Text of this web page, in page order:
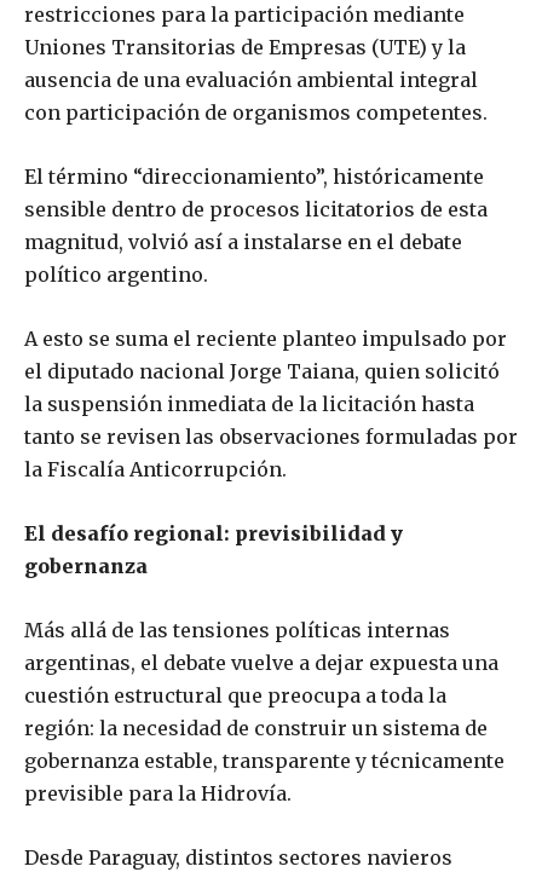
restricciones para la participación mediante
Uniones Transitorias de Empresas (UTE) y la
ausencia de una evaluación ambiental integral
con participación de organismos competentes.
El término “direccionamiento”, históricamente
sensible dentro de procesos licitatorios de esta
magnitud, volvió así a instalarse en el debate
político argentino.
A esto se suma el reciente planteo impulsado por
el diputado nacional Jorge Taiana, quien solicitó
la suspensión inmediata de la licitación hasta
tanto se revisen las observaciones formuladas por
la Fiscalía Anticorrupción.
El desafío regional: previsibilidad y
gobernanza
Más allá de las tensiones políticas internas
argentinas, el debate vuelve a dejar expuesta una
cuestión estructural que preocupa a toda la
región: la necesidad de construir un sistema de
gobernanza estable, transparente y técnicamente
previsible para la Hidrovía.
Desde Paraguay, distintos sectores navieros